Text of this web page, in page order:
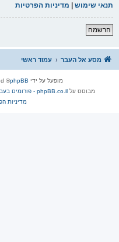
תנאי שימוש | מדיניות הפרטיות
הרשמה
מסע אל העבר עמוד ראשי
מופעל על ידי phpBB
® Forum Software © phpBB Limited
מבוסס עלphpBB.co.il - פורומים בעברית
מדיניות